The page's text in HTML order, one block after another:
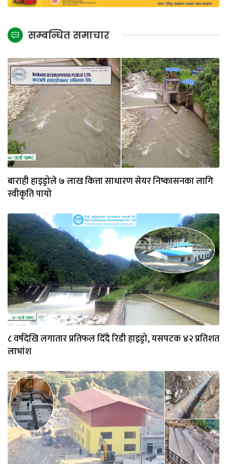
सम्बन्धित समाचार
बाराही हाइड्रोले ७ लाख कित्ता साधारण सेयर निष्कासनका लागि
स्वीकृति पायो
८ वर्षदेखि लगातार प्रतिफल दिँदै रिडी हाइड्रो, यसपटक ४२ प्रतिशत
लाभांश